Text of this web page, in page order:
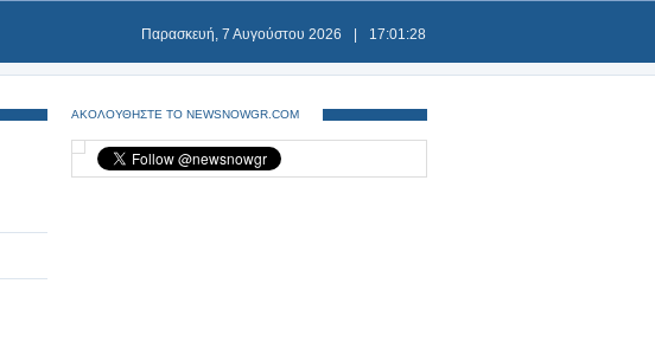
Παρασκευή, 7 Αυγούστου 2026 17:01:28
ΑΚΟΛΟΥΘΗΣΤΕ ΤΟ NEWSNOWGR.COM